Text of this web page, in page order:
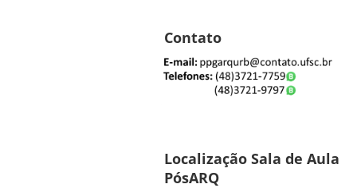
Contato
Localização Sala de Aula
PósARQ